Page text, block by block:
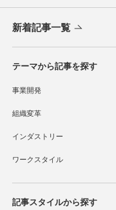
新着記事一覧
テーマから記事を探す
事業開発
組織変革
インダストリー
ワークスタイル
記事スタイルから探す